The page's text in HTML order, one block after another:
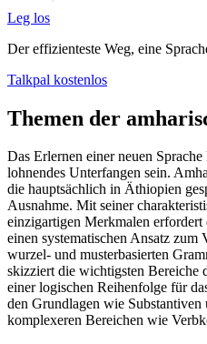
Leg los
Der effizienteste Weg, eine
Talkpal kostenlos
Themen der
Das Erlernen einer neuen
lohnendes Unterfangen sein.
die hauptsächlich in Äthiopien
Ausnahme. Mit seiner
einzigartigen Merkmalen
einen systematischen Ansatz zum
wurzel- und musterbasierten
skizziert die wichtigsten Bereiche
einer logischen Reihenfolge für
den Grundlagen wie
komplexeren Bereichen wie